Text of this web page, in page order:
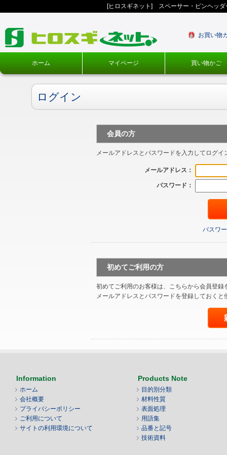
[ヒロスギネット] スペーサー・ピンヘッ
お買い物
ホーム マイページ 買い物かご
ログイン
会員の方
メールアドレスとパスワードを入力してログイ
メールアドレス：
パスワード：
パスワ
初めてご利用の方
初めてご利用のお客様は、こちらから会員登録
メールアドレスとパスワードを登録しておく
Information
ホーム
会社概要
プライバシーポリシー
ご利用について
サイトの利用環境について
Products Note
目的別分類
材料性質
表面処理
用語集
品番と記号
技術資料